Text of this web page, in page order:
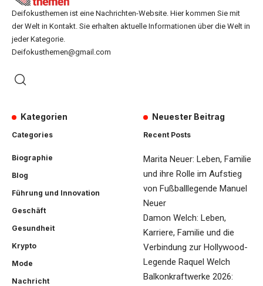
Deifokusthemen ist eine Nachrichten-Website. Hier kommen Sie mit
der Welt in Kontakt. Sie erhalten aktuelle Informationen über die Welt in
jeder Kategorie.
Deifokusthemen@gmail.com
Kategorien
Categories
Biographie
Blog
Führung und Innovation
Geschäft
Gesundheit
Krypto
Mode
Nachricht
Neuester Beitrag
Recent Posts
Marita Neuer: Leben, Familie
und ihre Rolle im Aufstieg
von Fußballlegende Manuel
Neuer
Damon Welch: Leben,
Karriere, Familie und die
Verbindung zur Hollywood-
Legende Raquel Welch
Balkonkraftwerke 2026: